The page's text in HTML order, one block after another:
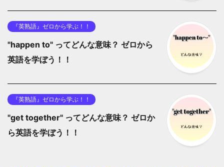
『英熟語』ゼロから学ぶ！！
"happen to" ってどんな意味？ ゼロから
英語を学ぼう！！
『英熟語』ゼロから学ぶ！！
"get together" ってどんな意味？ ゼロか
ら英語を学ぼう！！